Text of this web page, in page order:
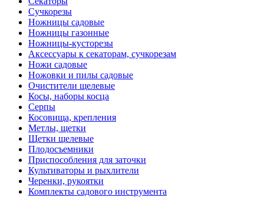
Сучкорезы
Ножницы садовые
Ножницы газонные
Ножницы-кусторезы
Аксессуары к секаторам, сучкорезам
Ножи садовые
Ножовки и пилы садовые
Очистители щелевые
Косы, наборы косца
Серпы
Косовища, крепления
Метлы, щетки
Щетки щелевые
Плодосъемники
Приспособления для заточки
Культиваторы и рыхлители
Черенки, рукоятки
Комплекты садового инструмента